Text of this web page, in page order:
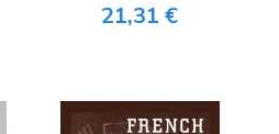
21,31 €